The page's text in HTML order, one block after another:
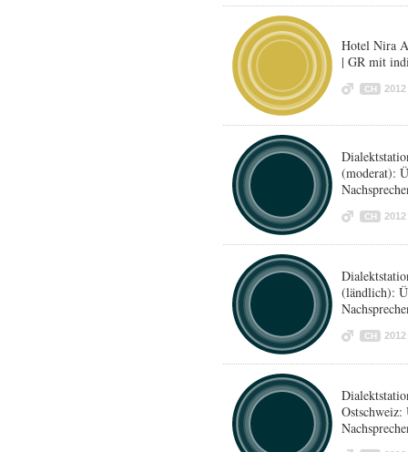
Hotel Nira
| GR mit
CH 2012
(moderat):
CH 2012
(ländlich):
CH 2012
Ostschweiz: